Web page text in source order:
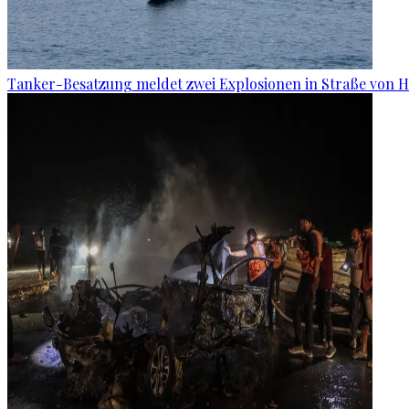
Tanker-Besatzung meldet zwei Explosionen in Straße von